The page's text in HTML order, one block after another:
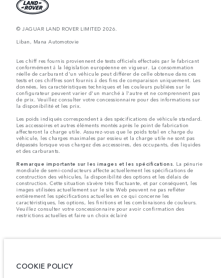
© JAGUAR LAND ROVER LIMITED 2026.
Liban, Mana Automotovie
Les chiff res fournis proviennent de tests officiels effectués par le fabricant
conformément å la législation européenne en vigueur. La consommation
réelle de carburant d'un véhicule peut différer de celle obtenue dans ces
tests et ces chiffres sont fournis å des fins de comparaison uniquement. Les
données, les caractéristiques techniques et les couleurs publiées sur le
configurateur peuvent varier d'un marché à l'autre et ne comprennent pas
de prix. Veuillez consulter votre concessionnaire pour des informations sur
la disponibilité et les prix.
Les poids indiqués correspondent à des spécifications de véhicule standard.
Les accessoires et autres éléments montés après le point de fabrication
affecteront la charge utile. Assurez-vous que le poids total en charge du
véhicule, les charges maximales par essieu et la charge utile ne sont pas
dépassés lorsque vous chargez des accessoires, des occupants, des liquides
et des carburants.
Remarque importante sur les images et les spécifications. La pénurie
mondiale de semi-conducteurs affecte actuellement les spécifications de
construction des véhicules, la disponibilité des options et les délais de
construction. Cette situation s’avère très fluctuante, et par conséquent, les
images utilisées actuellement sur le site Web peuvent ne pas refléter
entièrement les spécifications actuelles en ce qui concerne les
caractéristiques, les options, les finitions et les combinaisons de couleurs.
Veuillez consulter votre concessionnaire pour avoir confirmation des
restrictions actuelles et faire un choix éclairé
COOKIE POLICY